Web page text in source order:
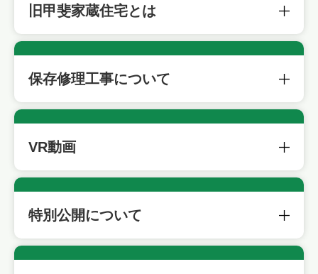
旧甲斐家蔵住宅とは
保存修理工事について
VR動画
特別公開について